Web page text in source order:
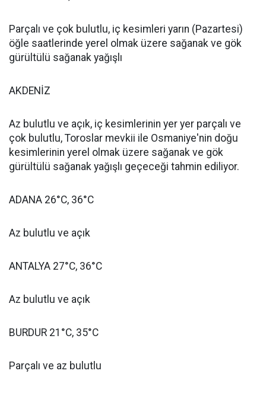
Parçalı ve çok bulutlu, iç kesimleri yarın (Pazartesi)
öğle saatlerinde yerel olmak üzere sağanak ve gök
gürültülü sağanak yağışlı
AKDENİZ
Az bulutlu ve açık, iç kesimlerinin yer yer parçalı ve
çok bulutlu, Toroslar mevkii ile Osmaniye'nin doğu
kesimlerinin yerel olmak üzere sağanak ve gök
gürültülü sağanak yağışlı geçeceği tahmin ediliyor.
ADANA 26°C, 36°C
Az bulutlu ve açık
ANTALYA 27°C, 36°C
Az bulutlu ve açık
BURDUR 21°C, 35°C
Parçalı ve az bulutlu